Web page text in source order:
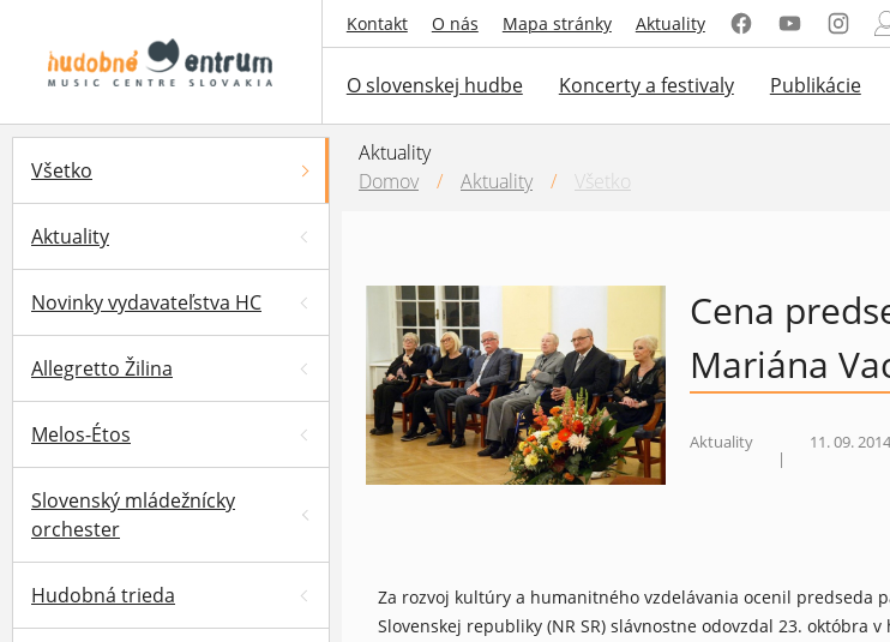
Kontakt O nás Mapa stránky Aktuality
O slovenskej hudbe Koncerty a festivaly Publikácie
Všetko
Aktuality
Novinky vydavateľstva HC
Allegretto Žilina
Melos-Étos
Slovenský mládežnícky
orchester
Hudobná trieda
Aktuality
Domov
/ Aktuality / Všetko
Cena
Mariána
Aktuality
|
11. 09. 2014
Za rozvoj kultúry a humanitného vzdelávania ocenil predseda
Slovenskej republiky (NR SR) slávnostne odovzdal 23. októbra